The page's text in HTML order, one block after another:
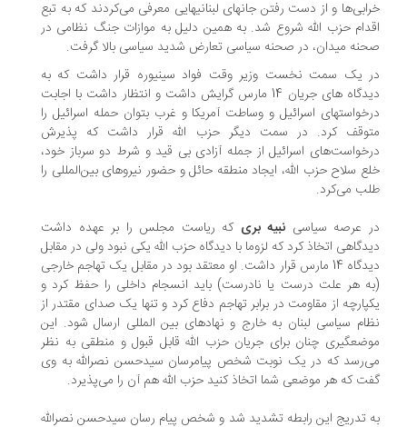
و از دست رفتن جانهای لبنانیهایی معرفی می‏‌کردند که به تبع
حزب الله شروع شد. به همین دلیل به موازات جنگ نظامی در
میدان، در صحنه سیاسی تعارض شدید سیاسی بالا گرفت.
یک سمت نخست وزیر وقت فواد سینیوره قرار داشت که به
دیدگاه های جریان 14 مارس گرایش داشت و انتظار داشت با اجابت
اسرائیل و وساطت آمریکا و غرب بتوان حمله اسرائیل را
کرد. در سمت دیگر حزب الله قرار داشت که پذیرش
اسرائیل از جمله آزادی بی قید و شرط دو سرباز خود،
سلاح حزب الله، ایجاد منطقه حائل و حضور نیروهای بین‏‌المللی را
می‏‌کرد.
عرصه سیاسینبیه بریکه ریاست مجلس را بر عهده داشت
اتخاذ کرد که لزوما با دیدگاه حزب الله یکی نبود ولی در مقابل
دیدگاه 14 مارس قرار داشت. او معتقد بود در مقابل یک تهاجم خارجی
هر علت درست یا نادرست) باید انسجام داخلی را حفظ کرد و
از مقاومت در برابر تهاجم دفاع کرد و تنها یک صدای مقتدر از
سیاسی لبنان به خارج و نهادهای بین المللی ارسال شود. این
چنان برای جریان حزب الله قابل قبول و منطقی به نظر
که در یک نوبت شخص پیام‏رسان سیدحسن نصرالله به وی
که هر موضعی شما اتخاذ کنید حزب الله هم آن را می‌‏پذیرد.
تدریج این رابطه تشدید شد و شخص پیام رسان سید‌حسن نصرالله